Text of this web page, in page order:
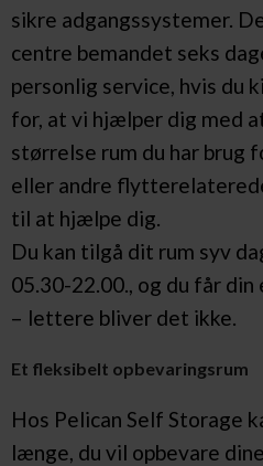
sikre adgangssystemer.
centre bemandet seks
personlig service, hvis du
for, at vi hjælper dig med
størrelse rum du har brug
eller andre
til at hjælpe dig.
Du kan tilgå dit rum syv
05.30-22.00., og du får
– lettere bliver det ikke.
Et fleksibelt opbevaringsrum
Hos Pelican Self Storage
længe, du vil opbevare